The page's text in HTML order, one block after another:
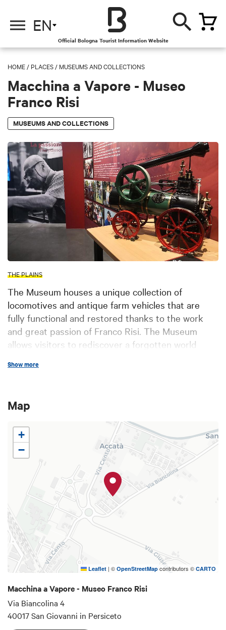
EN
Official Bologna Tourist Information Website
HOME / PLACES / MUSEUMS AND COLLECTIONS
Macchina a Vapore - Museo
Franco Risi
MUSEUMS AND COLLECTIONS
THE PLAINS
The Museum houses a unique collection of
locomotives and antique farm vehicles that are
fully functional and restored thanks to the work
and great passion of Franco Risi. The Museum
allows visitors to rediscover a forgotten world
Show more
Map
+
−
Leaflet | © OpenStreetMap contributors © CARTO
Macchina a Vapore - Museo Franco Risi
Via Biancolina 4
40017 San Giovanni in Persiceto